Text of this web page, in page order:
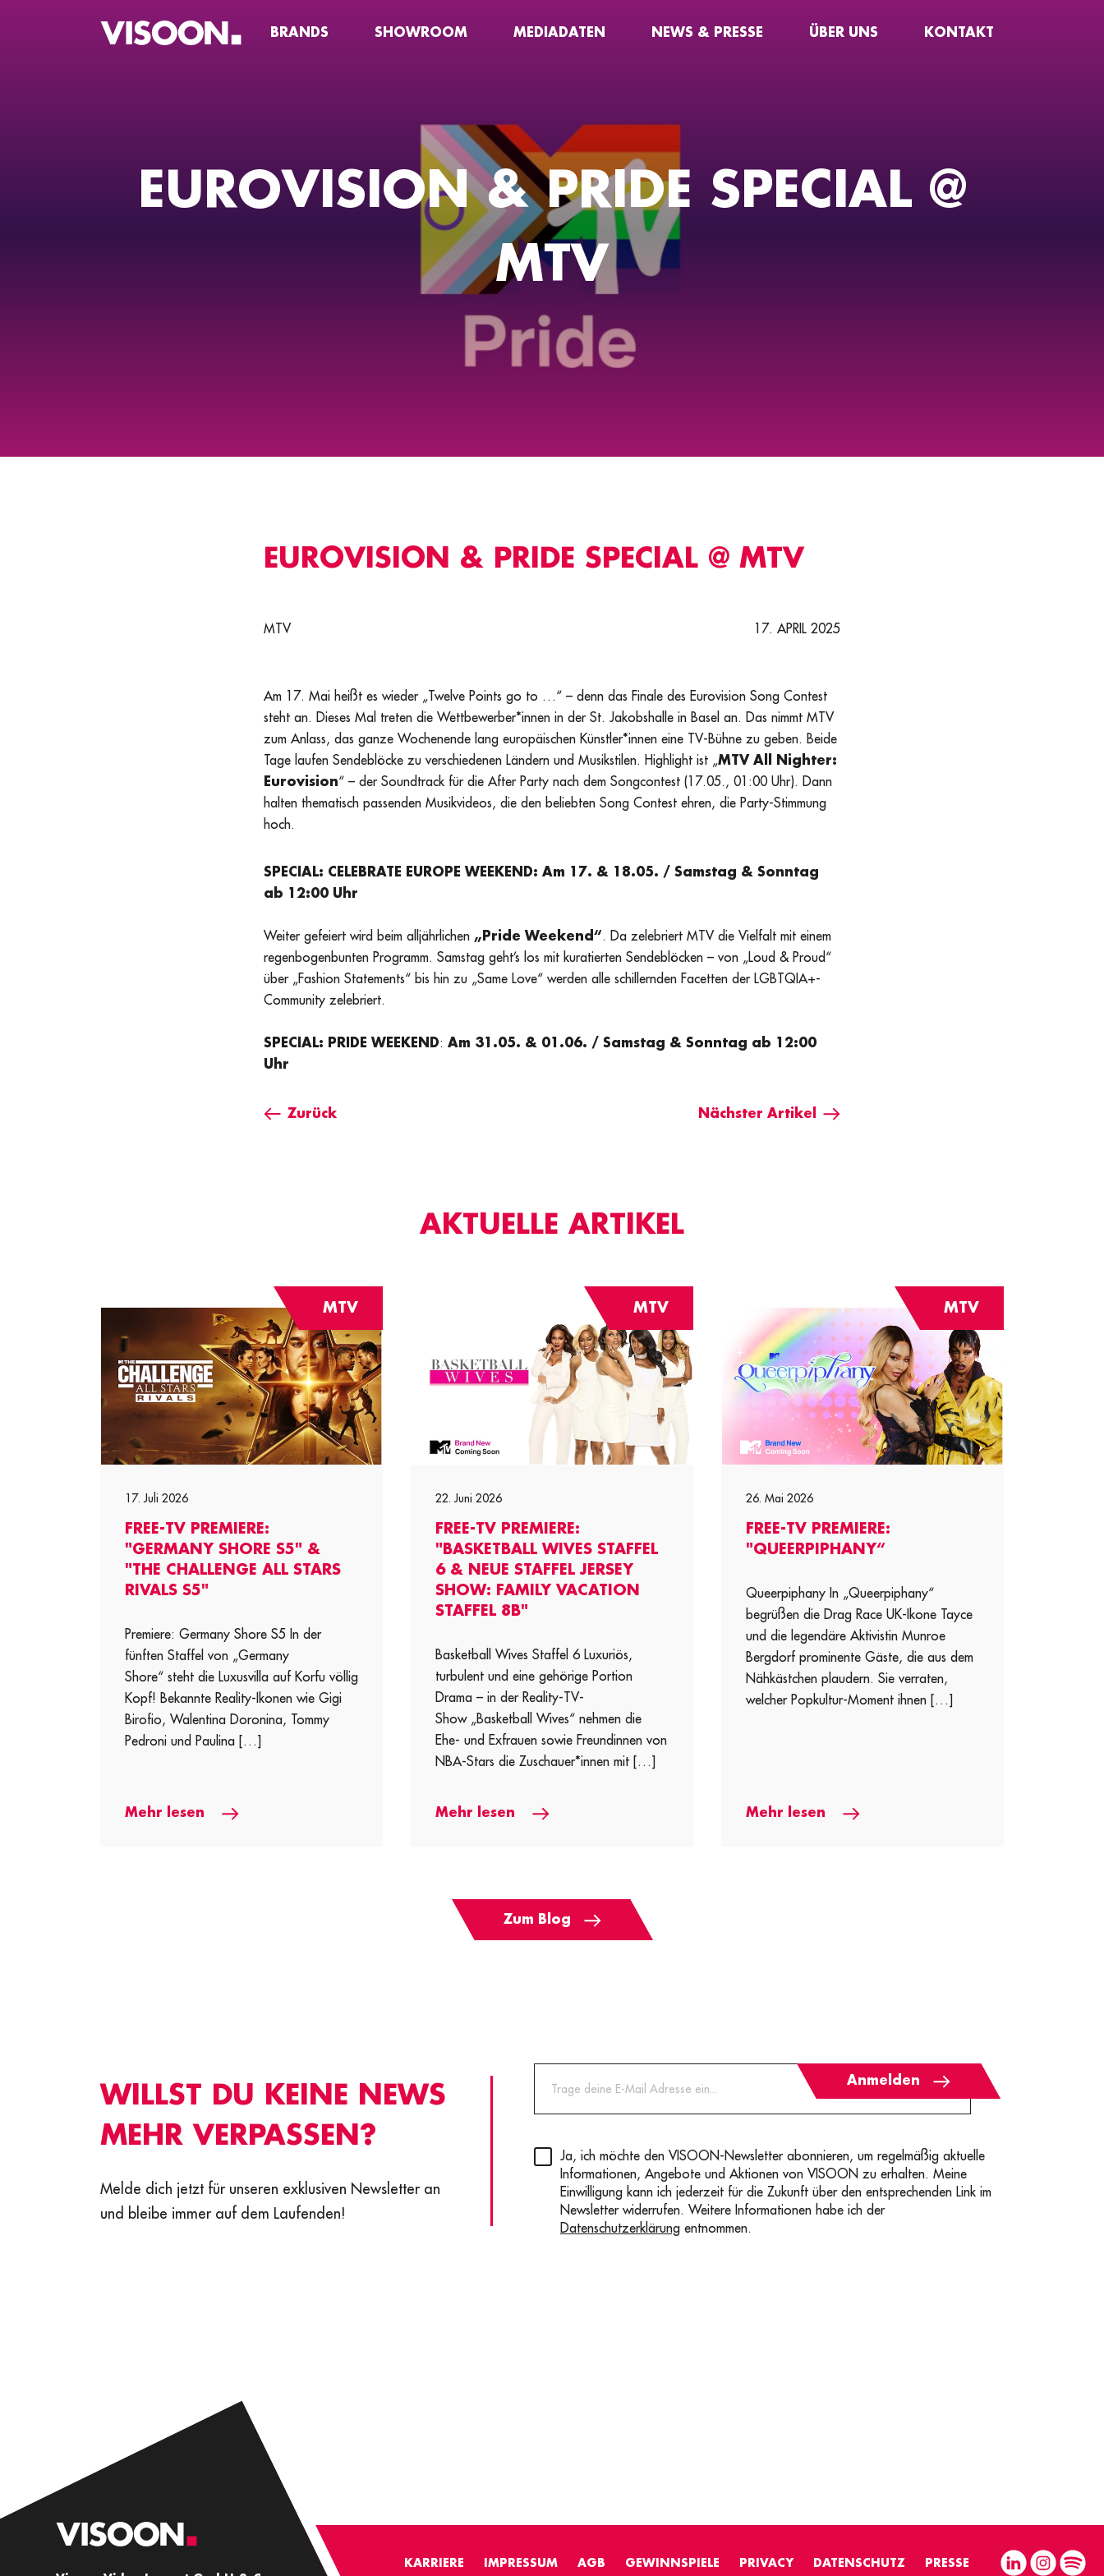
BRANDS SHOWROOM MEDIADATEN NEWS & PRESSE ÜBER UNS KONTAKT
EUROVISION & PRIDE SPECIAL @
MTV
EUROVISION & PRIDE SPECIAL @ MTV
MTV 17. APRIL 2025
Am 17. Mai heißt es wieder „Twelve Points go to …“ – denn das Finale des Eurovision Song Contest
steht an. Dieses Mal treten die Wettbewerber*innen in der St. Jakobshalle in Basel an. Das nimmt MTV
zum Anlass, das ganze Wochenende lang europäischen Künstler*innen eine TV-Bühne zu geben. Beide
Tage laufen Sendeblöcke zu verschiedenen Ländern und Musikstilen. Highlight ist „MTV All Nighter:
Eurovision“ – der Soundtrack für die After Party nach dem Songcontest (17.05., 01:00 Uhr). Dann
halten thematisch passenden Musikvideos, die den beliebten Song Contest ehren, die Party-Stimmung
hoch.
SPECIAL: CELEBRATE EUROPE WEEKEND: Am 17. & 18.05. / Samstag & Sonntag
ab 12:00 Uhr
Weiter gefeiert wird beim alljährlichen „Pride Weekend“. Da zelebriert MTV die Vielfalt mit einem
regenbogenbunten Programm. Samstag geht’s los mit kuratierten Sendeblöcken – von „Loud & Proud“
über „Fashion Statements“ bis hin zu „Same Love“ werden alle schillernden Facetten der LGBTQIA+-
Community zelebriert.
SPECIAL: PRIDE WEEKEND: Am 31.05. & 01.06. / Samstag & Sonntag ab 12:00
Uhr
Zurück Nächster Artikel
AKTUELLE ARTIKEL
MTV
17. Juli 2026
FREE-TV PREMIERE:
"GERMANY SHORE S5" &
"THE CHALLENGE ALL STARS
RIVALS S5"
Premiere: Germany Shore S5 In der
fünften Staffel von „Germany
Shore“ steht die Luxusvilla auf Korfu völlig
Kopf! Bekannte Reality-Ikonen wie Gigi
Birofio, Walentina Doronina, Tommy
Pedroni und Paulina […]
Mehr lesen
MTV
22. Juni 2026
FREE-TV PREMIERE:
"BASKETBALL WIVES STAFFEL
6 & NEUE STAFFEL JERSEY
SHOW: FAMILY VACATION
STAFFEL 8B"
Basketball Wives Staffel 6 Luxuriös,
turbulent und eine gehörige Portion
Drama – in der Reality-TV-
Show „Basketball Wives“ nehmen die
Ehe- und Exfrauen sowie Freundinnen von
NBA-Stars die Zuschauer*innen mit […]
Mehr lesen
MTV
26. Mai 2026
FREE-TV PREMIERE:
"QUEERPIPHANY“
Queerpiphany In „Queerpiphany“
begrüßen die Drag Race UK-Ikone Tayce
und die legendäre Aktivistin Munroe
Bergdorf prominente Gäste, die aus dem
Nähkästchen plaudern. Sie verraten,
welcher Popkultur-Moment ihnen […]
Mehr lesen
Zum Blog
WILLST DU KEINE NEWS
MEHR VERPASSEN?
Melde dich jetzt für unseren exklusiven Newsletter an
und bleibe immer auf dem Laufenden!
Privacy(erforderlich)
Ja, ich möchte den VISOON-Newsletter abonnieren, um regelmäßig aktuelle
Informationen, Angebote und Aktionen von VISOON zu erhalten. Meine
Einwilligung kann ich jederzeit für die Zukunft über den entsprechenden Link im
Newsletter widerrufen. Weitere Informationen habe ich der
Datenschutzerklärung entnommen.
Anmelden
KARRIERE IMPRESSUM AGB GEWINNSPIELE PRIVACY DATENSCHUTZ PRESSE